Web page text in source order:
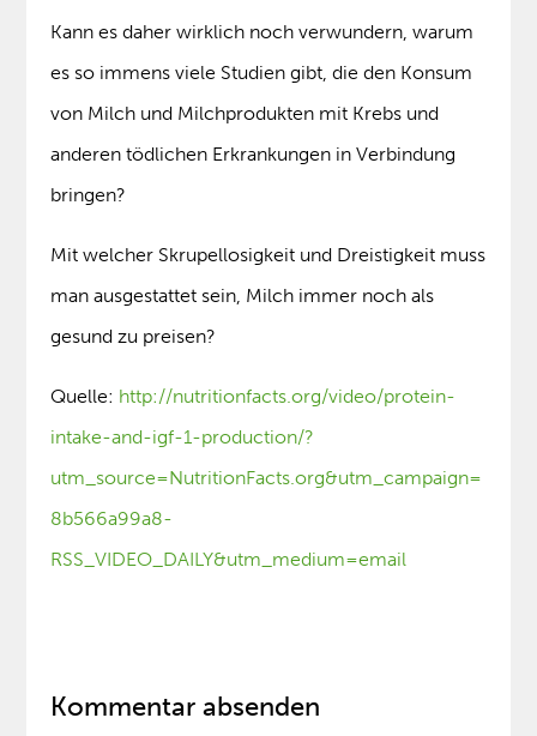
Kann es daher wirklich noch verwundern, warum
es so immens viele Studien gibt, die den Konsum
von Milch und Milchprodukten mit Krebs und
anderen tödlichen Erkrankungen in Verbindung
bringen?
Mit welcher Skrupellosigkeit und Dreistigkeit muss
man ausgestattet sein, Milch immer noch als
gesund zu preisen?
Quelle: http://nutritionfacts.org/video/protein-
intake-and-igf-1-production/?
utm_source=NutritionFacts.org&utm_campaign=
8b566a99a8-
RSS_VIDEO_DAILY&utm_medium=email
Kommentar absenden